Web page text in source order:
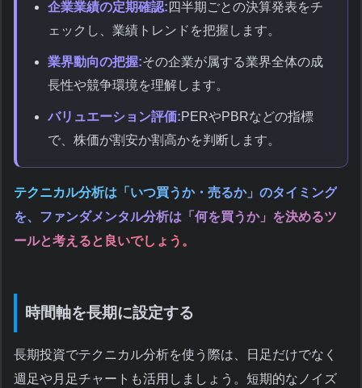
企業業績の定期確認: 四半期ごとの決算発表をチ
ェックし、業績トレンドを把握します。
業界動向の把握:その企業が属する業界全体の成
長性や競争環境を理解します。
バリュエーション評価:PERやPBRなどの指標
で、株価が割安か割高かを判断します。
テクニカル分析は「いつ買うか・売るか」のタイミング
を、ファンダメンタル分析は「何を買うか」を決めるツ
ールと考えると良いでしょう。
時間軸を長期に設定する
長期投資でテクニカル分析を使う際は、日足だけでなく
週足や月足チャートも活用しましょう。短期的なノイズ